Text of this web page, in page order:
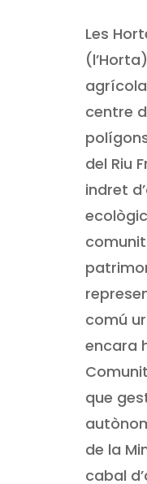
Les
centre
del Riu
indret
comú
encara
que
de la
cabal